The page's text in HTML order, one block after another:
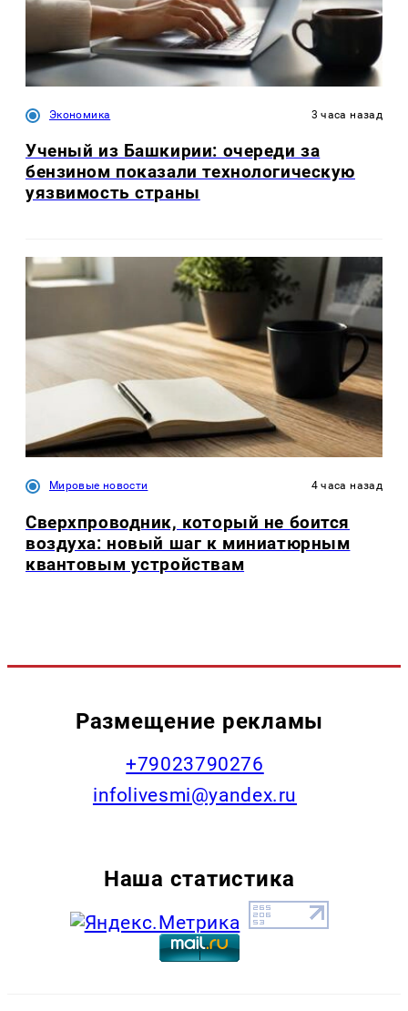
Экономика 3 часа назад
Ученый из Башкирии: очереди за
бензином показали технологическую
уязвимость страны
Мировые новости 4 часа назад
Сверхпроводник, который не боится
воздуха: новый шаг к миниатюрным
квантовым устройствам
Размещение рекламы
+79023790276
infolivesmi@yandex.ru
Наша статистика